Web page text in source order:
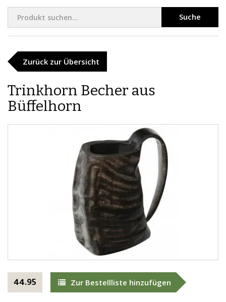
Suche
Zurück zur Übersicht
Trinkhorn Becher aus
Büffelhorn
44.95 Zur Bestellliste hinzufügen